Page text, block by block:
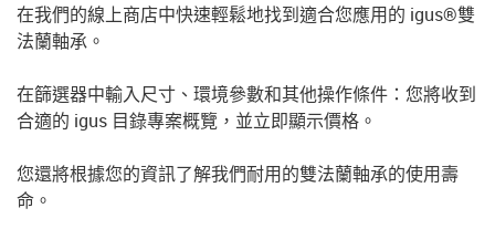
在我們的線上商店中快速輕鬆地找到適合您應用的 igus®雙
法蘭軸承。
在篩選器中輸入尺寸、環境參數和其他操作條件：您將收到
合適的 igus 目錄專案概覽，並立即顯示價格。
您還將根據您的資訊了解我們耐用的雙法蘭軸承的使用壽
命。